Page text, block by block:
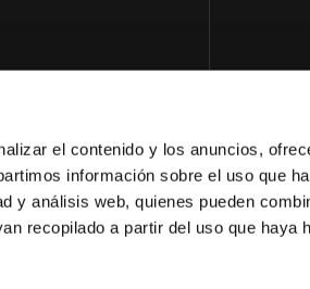
el contenido y los anuncios,
información sobre el uso que
y análisis web, quienes pueden
recopilado a partir del uso que haya
© 2023